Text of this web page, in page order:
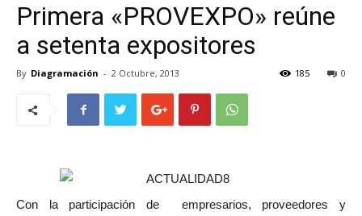
Primera «PROVEXPO» reúne
a setenta expositores
By Diagramación - 2 Octubre, 2013 0
185
Con la participación de empresarios, proveedores y